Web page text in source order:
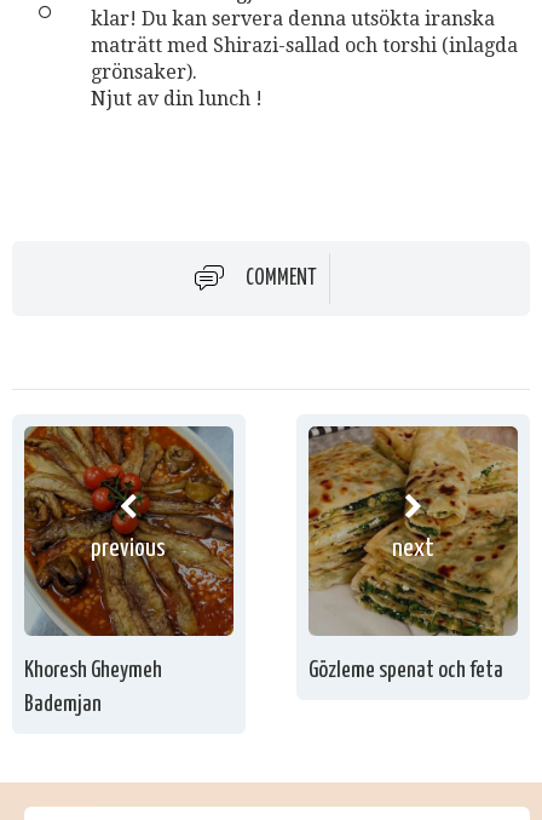
klar! Du kan servera denna utsökta iranska
maträtt med Shirazi-sallad och torshi (inlagda
grönsaker).
Njut av din lunch !
COMMENT
previous
Khoresh Gheymeh
Bademjan
next
Gözleme spenat och feta